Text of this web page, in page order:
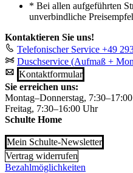
* Bei allen aufgeführten
unverbindliche
Kontaktieren Sie uns!
Telefonischer Service +49
Duschservice (Aufmaß +
Kontaktformular
Sie erreichen uns:
Montag–Donnerstag,
Freitag, 7:30–16:00 Uhr
Schulte Home
Mein Schulte-Newsletter
Vertrag widerrufen
Bezahlmöglichkeiten